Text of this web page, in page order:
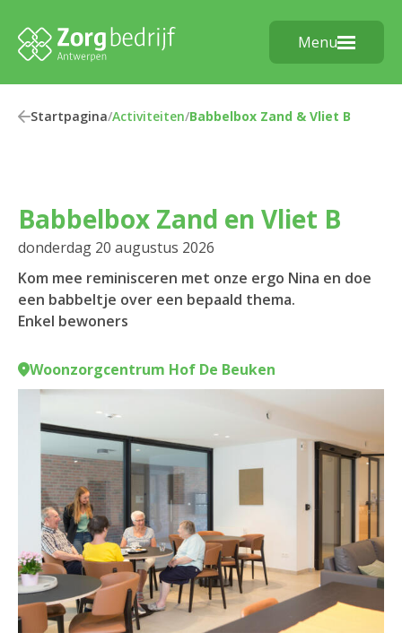
Menu
Startpagina/Activiteiten/Babbelbox Zand & Vliet B
Babbelbox Zand en Vliet B
donderdag 20 augustus 2026
Kom mee reminisceren met onze ergo Nina en doe
een babbeltje over een bepaald thema.
Enkel bewoners
Woonzorgcentrum Hof De Beuken